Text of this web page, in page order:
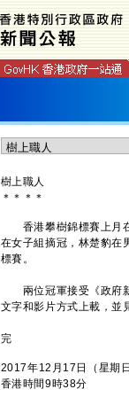
樹上職人
＊ ＊ ＊ ＊
香港攀樹錦標賽上月在
在女子組摘冠，林楚豹在
標賽。
兩位冠軍接受《政府新
文字和影片方式上載，並
完
2017年12月17日（星期日
香港時間9時38分